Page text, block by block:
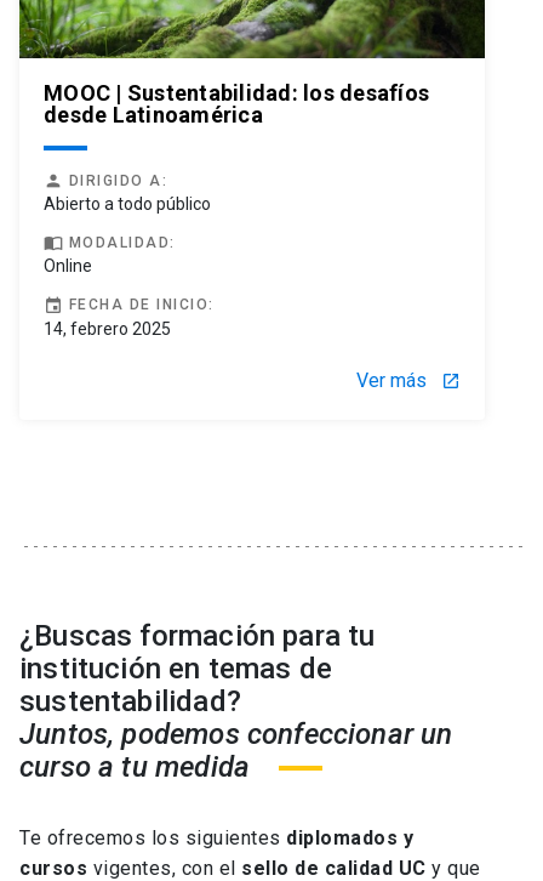
MOOC | Sustentabilidad: los desafíos
desde Latinoamérica
person DIRIGIDO A:
Abierto a todo público
import_contacts MODALIDAD:
Online
event FECHA DE INICIO:
14, febrero 2025
Ver más launch
¿Buscas formación para tu
institución en temas de
sustentabilidad?
Juntos, podemos confeccionar un
curso a tu medida
Te ofrecemos los siguientes diplomados y
cursos vigentes, con el sello de calidad UC y que